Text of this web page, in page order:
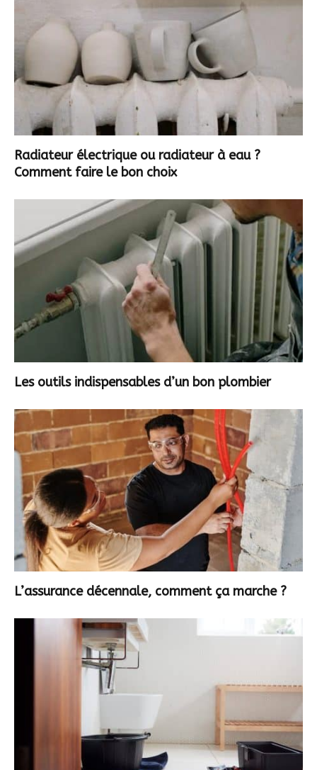
Radiateur électrique ou radiateur à eau ?
Comment faire le bon choix
Les outils indispensables d’un bon plombier
L’assurance décennale, comment ça marche ?